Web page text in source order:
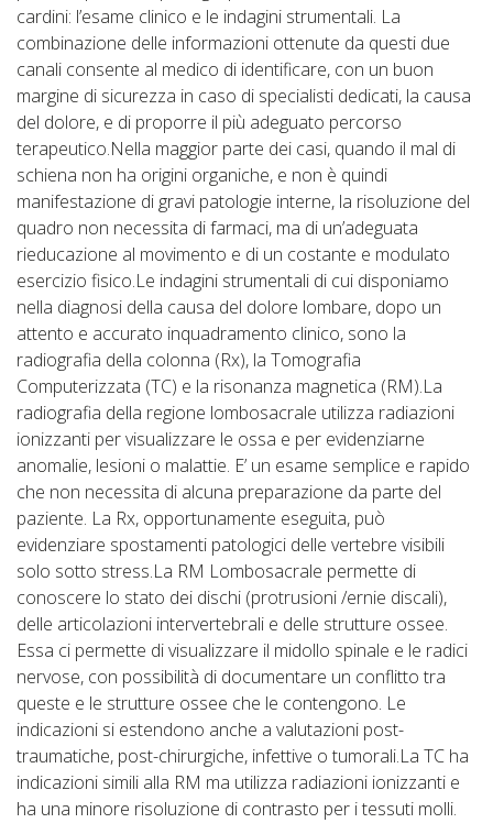
cardini: l’esame clinico e le indagini strumentali. La
combinazione delle informazioni ottenute da questi due
canali consente al medico di identificare, con un buon
margine di sicurezza in caso di specialisti dedicati, la causa
del dolore, e di proporre il più adeguato percorso
terapeutico.Nella maggior parte dei casi, quando il mal di
schiena non ha origini organiche, e non è quindi
manifestazione di gravi patologie interne, la risoluzione del
quadro non necessita di farmaci, ma di un’adeguata
rieducazione al movimento e di un costante e modulato
esercizio fisico.Le indagini strumentali di cui disponiamo
nella diagnosi della causa del dolore lombare, dopo un
attento e accurato inquadramento clinico, sono la
radiografia della colonna (Rx), la Tomografia
Computerizzata (TC) e la risonanza magnetica (RM).La
radiografia della regione lombosacrale utilizza radiazioni
ionizzanti per visualizzare le ossa e per evidenziarne
anomalie, lesioni o malattie. E’ un esame semplice e rapido
che non necessita di alcuna preparazione da parte del
paziente. La Rx, opportunamente eseguita, può
evidenziare spostamenti patologici delle vertebre visibili
solo sotto stress.La RM Lombosacrale permette di
conoscere lo stato dei dischi (protrusioni /ernie discali),
delle articolazioni intervertebrali e delle strutture ossee.
Essa ci permette di visualizzare il midollo spinale e le radici
nervose, con possibilità di documentare un conflitto tra
queste e le strutture ossee che le contengono. Le
indicazioni si estendono anche a valutazioni post-
traumatiche, post-chirurgiche, infettive o tumorali.La TC ha
indicazioni simili alla RM ma utilizza radiazioni ionizzanti e
ha una minore risoluzione di contrasto per i tessuti molli.